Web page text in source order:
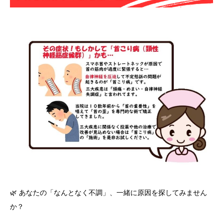
🌿 あなたの「なんとなく不調」、一緒に原因を探してみません
か？